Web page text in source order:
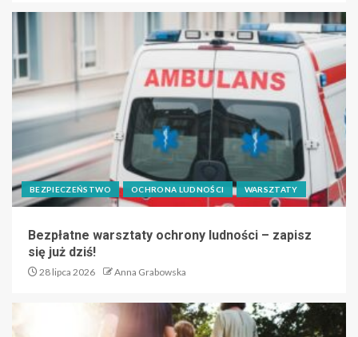
BEZPIECZEŃSTWO OCHRONA LUDNOŚCI WARSZTATY
Bezpłatne warsztaty ochrony ludności – zapisz
się już dziś!
28 lipca 2026 Anna Grabowska